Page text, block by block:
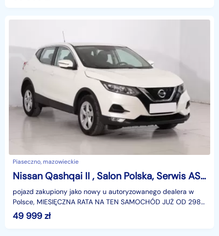
Piaseczno, mazowieckie
Nissan Qashqai II , Salon Polska, Serwis ASO, Automat, Xenon, Klimatronic,
pojazd zakupiony jako nowy u autoryzowanego dealera w
Polsce, MIESIĘCZNA RATA NA TEN SAMOCHÓD JUŻ OD 298
PLN*Podana w ogłoszeniu lokalizacja pojazdu jest aktua
49 999 zł